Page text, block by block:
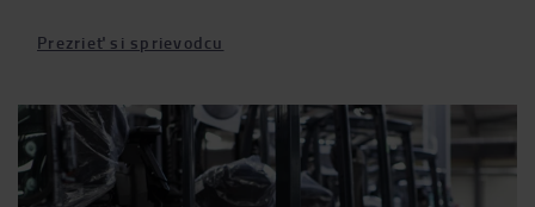
Prezrieť si sprievodcu